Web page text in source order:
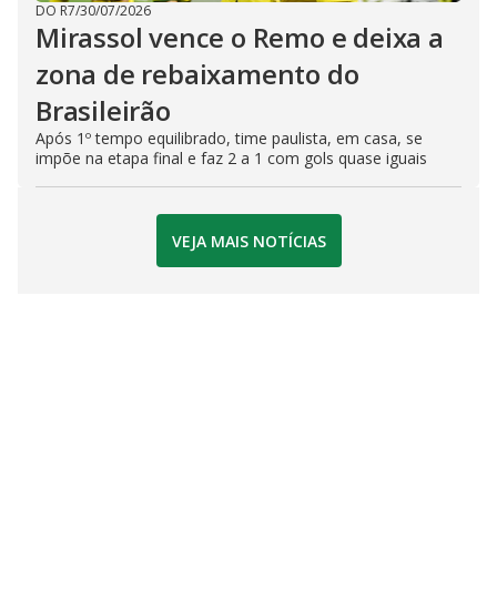
DO R7/30/07/2026
Mirassol vence o Remo e deixa a
zona de rebaixamento do
Brasileirão
Após 1º tempo equilibrado, time paulista, em casa, se
impõe na etapa final e faz 2 a 1 com gols quase iguais
VEJA MAIS NOTÍCIAS